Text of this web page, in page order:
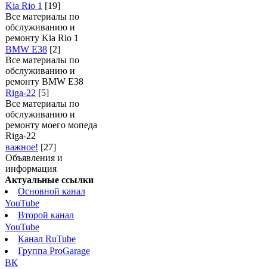
Kia Rio 1 [19]
Все материалы по
обслуживанию и
ремонту Kia Rio 1
BMW E38 [2]
Все материалы по
обслуживанию и
ремонту BMW E38
Riga-22 [5]
Все материалы по
обслуживанию и
ремонту моего мопеда
Riga-22
важное! [27]
Объявления и
информация
Актуальные ссылки
Основной канал
YouTube
Второй канал
YouTube
Канал RuTube
Группа ProGarage
ВК